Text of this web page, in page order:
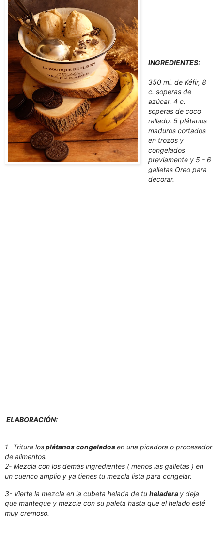
INGREDIENTES:
350 ml. de Kéfir, 8
c. soperas de
azúcar, 4 c.
soperas de coco
rallado, 5 plátanos
maduros cortados
en trozos y
congelados
previamente y 5 - 6
galletas Oreo para
decorar.
ELABORACIÓN:
1- Tritura losplátanos congeladosen una picadora o procesador
de alimentos.
2- Mezcla con los demás ingredientes ( menos las galletas ) en
un cuenco amplio y ya tienes tu mezcla lista para congelar.
3- Vierte la mezcla en la cubeta helada de tu heladera y deja
que manteque y mezcle con su paleta hasta que el helado esté
muy cremoso.